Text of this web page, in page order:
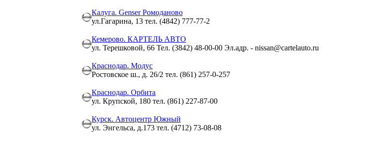
Калуга. Genser Ромоданово
ул.Гагарина, 13 тел. (4842) 777-77-2
Кемерово. КАРТЕЛЬ АВТО
ул. Терешковой, 66 Тел. (3842) 48-00-00 Эл.адр. - nissan@cartelauto.ru
Краснодар. Модус
Ростовское ш., д. 26/2 тел. (861) 257-0-257
Краснодар. Орбита
ул. Крупской, 180 тел. (861) 227-87-00
Курск. Автоцентр Южный
ул. Энгельса, д.173 тел. (4712) 73-08-08